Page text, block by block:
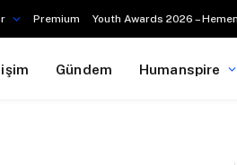
Premium Youth Awards 2026 –
Gündem Humanspire